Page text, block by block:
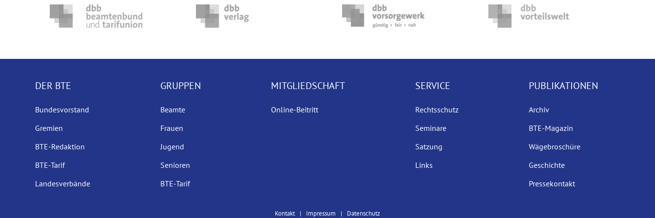
DER BTE
Bundesvorstand
Gremien
BTE-Redaktion
BTE-Tarif
Landesverbände
GRUPPEN
Beamte
Frauen
Jugend
Senioren
BTE-Tarif
MITGLIEDSCHAFT
Online-Beitritt
SERVICE
Rechtsschutz
Seminare
Satzung
Links
PUBLIKATIONEN
Archiv
BTE-Magazin
Wägebroschüre
Geschichte
Pressekontakt
Kontakt Impressum
Datenschutz